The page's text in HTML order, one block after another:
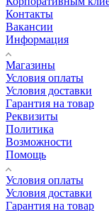
Контакты
Вакансии
Информация
Магазины
Условия оплаты
Условия доставки
Гарантия на товар
Реквизиты
Политика
Возможности
Помощь
Условия оплаты
Условия доставки
Гарантия на товар